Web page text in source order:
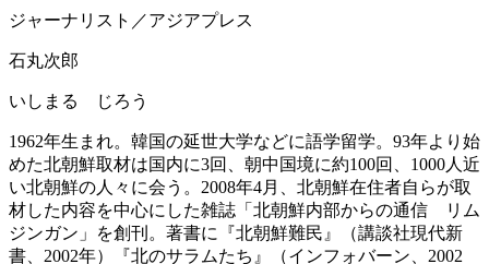
ジャーナリスト／アジアプレス
石丸次郎
いしまる じろう
1962年生まれ。韓国の延世大学などに語学留学。93年より始
めた北朝鮮取材は国内に3回、朝中国境に約100回、1000人近
い北朝鮮の人々に会う。2008年4月、北朝鮮在住者自らが取
材した内容を中心にした雑誌「北朝鮮内部からの通信 リム
ジンガン」を創刊。著書に『北朝鮮難民』（講談社現代新
書、2002年）『北のサラムたち』（インフォバーン、2002